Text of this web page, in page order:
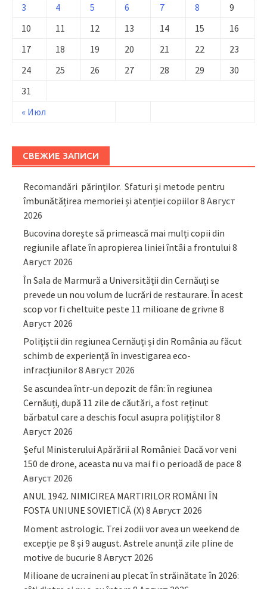
« Июл
3
4 5 6 7 8
9
10
11 12 13 14 15
16
17
18 19 20 21 22
23
24
25 26 27 28 29
30
31
СВЕЖИЕ ЗАПИСИ
Recomandări părinţilor. Sfaturi și metode pentru
îmbunătățirea memoriei și atenției copiilor8 Август
2026
Bucovina dorește să primească mai mulți copii din
regiunile aflate în apropierea liniei întâi a frontului 8
Август 2026
În Sala de Marmură a Universității din Cernăuți se
prevede un nou volum de lucrări de restaurare. În acest
scop vor fi cheltuite peste 11 milioane de grivne 8
Август 2026
Polițiștii din regiunea Cernăuți și din România au făcut
schimb de experiență în investigarea eco-
infracțiunilor8 Август 2026
Se ascundea într-un depozit de fân: în regiunea
Cernăuți, după 11 zile de căutări, a fost reținut
bărbatul care a deschis focul asupra polițiștilor8
Август 2026
Șeful Ministerului Apărării al României: Dacă vor veni
150 de drone, aceasta nu va mai fi o perioadă de pace 8
Август 2026
ANUL 1942. NIMICIREA MARTIRILOR ROMÂNI ÎN
FOSTA UNIUNE SOVIETICĂ (X) 8 Август 2026
Moment astrologic. Trei zodii vor avea un weekend de
excepție pe 8 și 9 august. Astrele anunță zile pline de
motive de bucurie 8 Август 2026
Milioane de ucraineni au plecat în străinătate în 2026: